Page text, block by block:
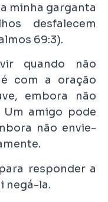
minha garganta
desfalecem
69:3).
quando não
com a oração
embora não
Um amigo pode
não envie-
responder a
negá-la.